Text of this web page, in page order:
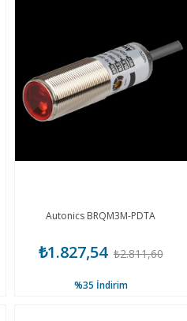
Autonics BRQM3M-PDTA
₺1.827,54 ₺2.811,60
%35 İndirim